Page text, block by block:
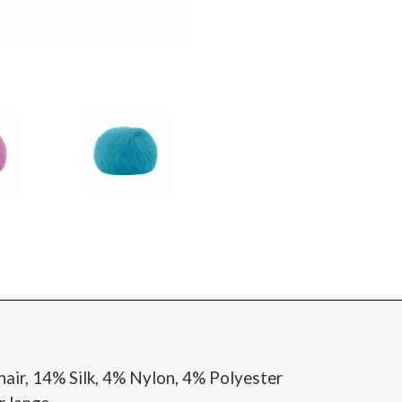
14% Silk, 4% Nylon, 4% Polyester